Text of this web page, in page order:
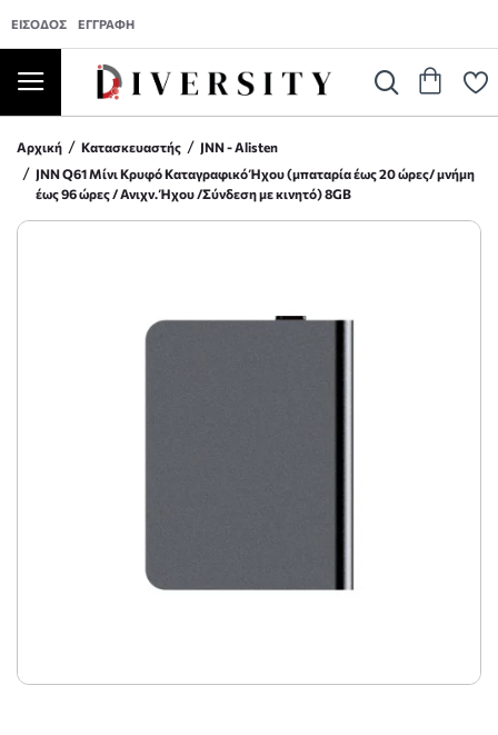
ΕΊΣΟΔΟΣ ΕΓΓΡΑΦΉ
Αρχική Κατασκευαστής
JNN - Alisten
JNN Q61 Μίνι Κρυφό Καταγραφικό Ήχου (μπαταρία έως 20 ώρες/ μνήμη
έως 96 ώρες / Ανιχν. Ήχου /Σύνδεση με κινητό) 8GB